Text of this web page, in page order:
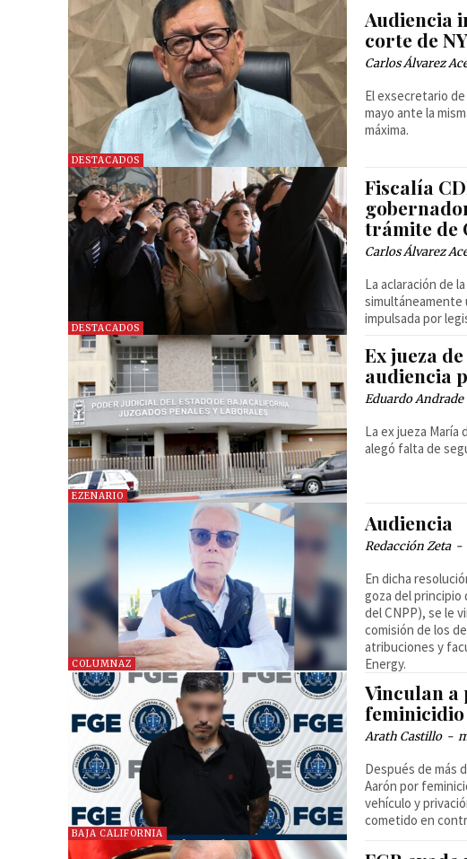
DESTACADOS
Audiencia
corte de
Carlos Álvarez
El exsecretario
mayo ante la
máxima.
DESTACADOS
Fiscalía
trámite de
Carlos Álvarez
La aclaración de
simultáneamente
impulsada por
EZENARIO
Ex jueza
audiencia
Eduardo
La ex jueza
alegó falta de
COLUMNAZ
Audiencia
Redacción Zeta -
En dicha
goza del principio
del CNPP), se le
comisión de los
atribuciones y
Energy.
BAJA CALIFORNIA
Vinculan a
feminicidio
Arath Castillo -
Después de más
Aarón por
vehículo y
cometido en